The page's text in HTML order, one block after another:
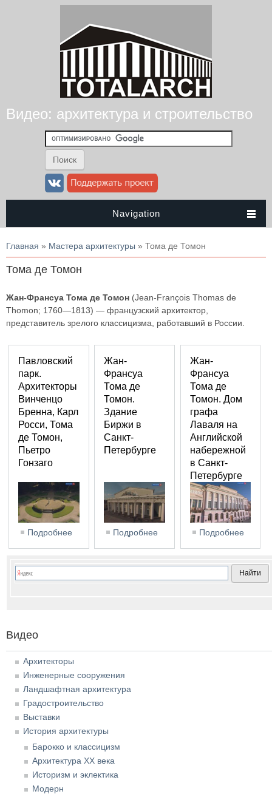
Видео: архитектура и строительство
Navigation
Вы здесь
Главная » Мастера архитектуры » Тома де Томон
Тома де Томон
Жан-Франсуа Тома де Томон (Jean-François Thomas de
Thomon; 1760—1813) — французский архитектор,
представитель зрелого классицизма, работавший в России.
Павловский
парк.
Архитекторы
Винченцо
Бренна, Карл
Росси, Тома
де Томон,
Пьетро
Гонзаго
Подробнее о Павловский парк. Архитекторы Винченцо
Жан-
Франсуа
Тома де
Томон.
Здание
Биржи в
Санкт-
Петербурге
Подробнее о Жан-Франсуа Тома де
Жан-
Франсуа
Тома де
Томон. Дом
графа
Лаваля на
Английской
набережной
в Санкт-
Петербурге
Подробнее
графа
Видео
Архитекторы
Инженерные сооружения
Ландшафтная архитектура
Градостроительство
Выставки
История архитектуры
Барокко и классицизм
Архитектура XX века
Историзм и эклектика
Модерн